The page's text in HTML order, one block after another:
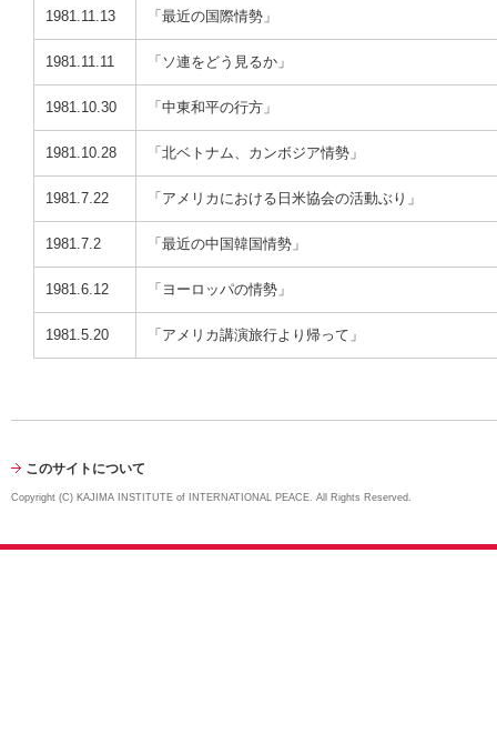
1981.11.13 「最近の国際情勢」
1981.11.11 「ソ連をどう見るか」
1981.10.30 「中東和平の行方」
1981.10.28 「北ベトナム、カンボジア情勢」
1981.7.22 「アメリカにおける日米協会の活動ぶり」
1981.7.2 「最近の中国韓国情勢」
1981.6.12 「ヨーロッパの情勢」
1981.5.20 「アメリカ講演旅行より帰って」
このサイトについて
Copyright (C) KAJIMA INSTITUTE of INTERNATIONAL PEACE. All Rights Reserved.